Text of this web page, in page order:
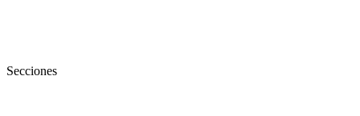
Secciones